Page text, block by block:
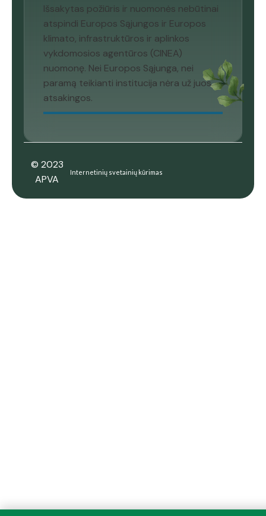
Išsakytas požiūris ir nuomonės nebūtinai
atspindi Europos Sąjungos ir Europos
klimato, infrastruktūros ir aplinkos
vykdomosios agentūros (CINEA)
nuomonę. Nei Europos Sąjunga, nei
paramą teikianti institucija nėra už juos
atsakingos.
© 2023
APVA
Internetinių svetainių kūrimas